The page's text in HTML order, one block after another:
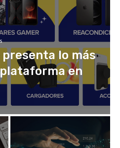
lo más
en